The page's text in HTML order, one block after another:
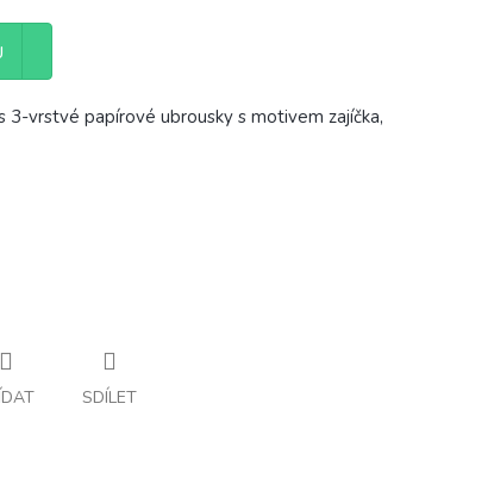
vrstvé papírové ubrousky s motivem zajíčka,
SDÍLET